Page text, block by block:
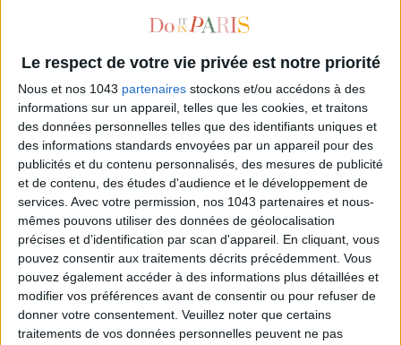
Le respect de votre vie privée est notre priorité
Nous et nos 1043 partenaires stockons et/ou accédons à des
informations sur un appareil, telles que les cookies, et traitons
des données personnelles telles que des identifiants uniques et
des informations standards envoyées par un appareil pour des
publicités et du contenu personnalisés, des mesures de publicité
et de contenu, des études d'audience et le développement de
services. Avec votre permission, nos 1043 partenaires et nous-
mêmes pouvons utiliser des données de géolocalisation
précises et d’identification par scan d'appareil. En cliquant, vous
pouvez consentir aux traitements décrits précédemment. Vous
pouvez également accéder à des informations plus détaillées et
modifier vos préférences avant de consentir ou pour refuser de
donner votre consentement. Veuillez noter que certains
traitements de vos données personnelles peuvent ne pas
THE MOST STYLISH LUGGAGE FOR TRAVELING IN STYLE